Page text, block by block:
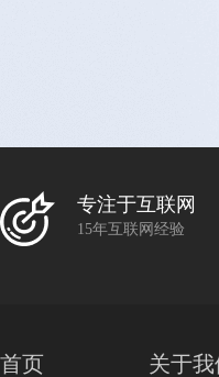
专注于互联网
15年互联网经验
首页 关于我